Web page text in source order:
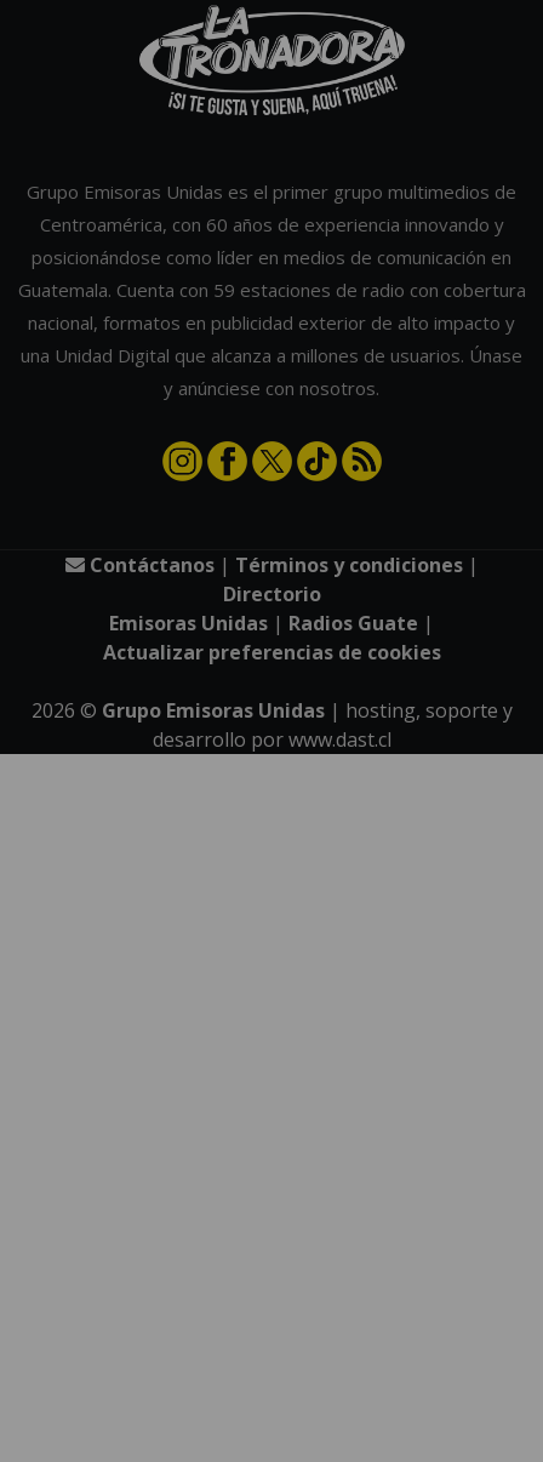
Grupo Emisoras Unidas es el primer grupo multimedios de
Centroamérica, con 60 años de experiencia innovando y
posicionándose como líder en medios de comunicación en
Guatemala. Cuenta con 59 estaciones de radio con cobertura
nacional, formatos en publicidad exterior de alto impacto y
una Unidad Digital que alcanza a millones de usuarios. Únase
y anúnciese con nosotros.
Contáctanos| Términos y condiciones|
Directorio
Emisoras Unidas | Radios Guate |
Actualizar preferencias de cookies
2026 © Grupo Emisoras Unidas| hosting, soporte y
desarrollo porwww.dast.cl